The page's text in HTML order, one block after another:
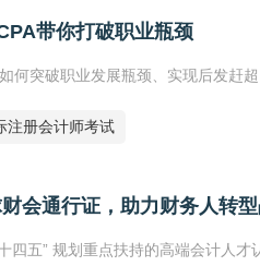
带你打破职业瓶颈
何突破职业发展瓶颈、实现后发赶
注册会计师考试
会通行证，助力财务人转
四五” 规划重点扶持的高端会计人